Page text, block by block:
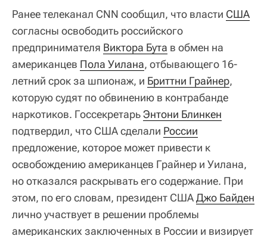
Ранее телеканал CNN сообщил, что власти США
согласны освободить российского
предпринимателя Виктора Бута в обмен на
американцев Пола Уилана, отбывающего 16-
летний срок за шпионаж, и Бриттни Грайнер,
которую судят по обвинению в контрабанде
наркотиков. ГоссекретарьЭнтони Блинкен
подтвердил, что США сделали России
предложение, которое может привести к
освобождению американцев Грайнер и Уилана,
но отказался раскрывать его содержание. При
этом, по его словам, президент СШАДжо Байден
лично участвует в решении проблемы
американских заключенных в России и визирует